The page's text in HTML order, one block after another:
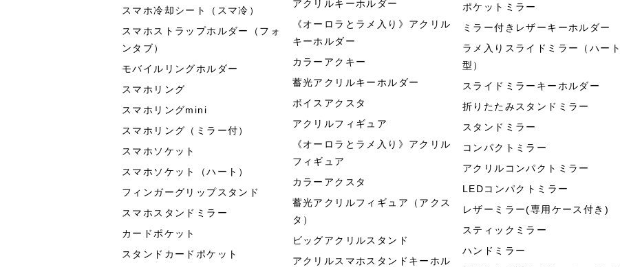
スマホ冷却シート（スマ冷）
スマホストラップホルダー（フォ
ンタブ）
モバイルリングホルダー
スマホリング
スマホリングmini
スマホリング（ミラー付）
スマホソケット
スマホソケット（ハート）
フィンガーグリップスタンド
スマホスタンドミラー
カードポケット
スタンドカードポケット
アクリルキーホルダー
《オーロラとラメ入り》アクリル
キーホルダー
カラーアクキー
蓄光アクリルキーホルダー
ボイスアクスタ
アクリルフィギュア
《オーロラとラメ入り》アクリル
フィギュア
カラーアクスタ
蓄光アクリルフィギュア（アクス
タ）
ビッグアクリルスタンド
アクリルスマホスタンドキーホル
ポケットミラー
ミラー付きレザーキーホルダー
ラメ入りスライドミラー（ハート
型）
スライドミラーキーホルダー
折りたたみスタンドミラー
スタンドミラー
コンパクトミラー
アクリルコンパクトミラー
LEDコンパクトミラー
レザーミラー(専用ケース付き)
スティックミラー
ハンドミラー